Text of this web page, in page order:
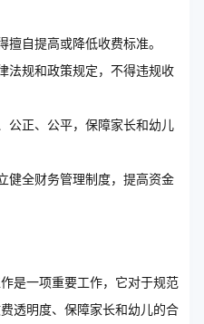
自提高或降低收费标准。
法规和政策规定，不得违规收
公正、公平，保障家长和幼儿
健全财务管理制度，提高资金
是一项重要工作，它对于规范
透明度、保障家长和幼儿的合